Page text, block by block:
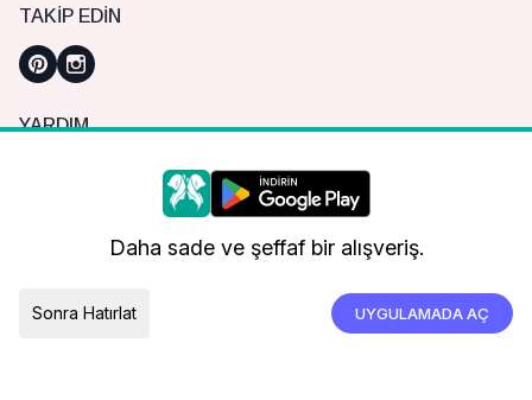
TAKIP EDIN
YARDIM
Sık Sorulan Sorular
Nasıl Sipariş Verebilirim?
Kargo ve Teslimat
Daha iyi bir alışveriş deneyimi için çerezleri
kullanıyoruz.
Daha sade ve şeffaf bir alışveriş.
Sonra Hatırlat UYGULAMADA AÇ